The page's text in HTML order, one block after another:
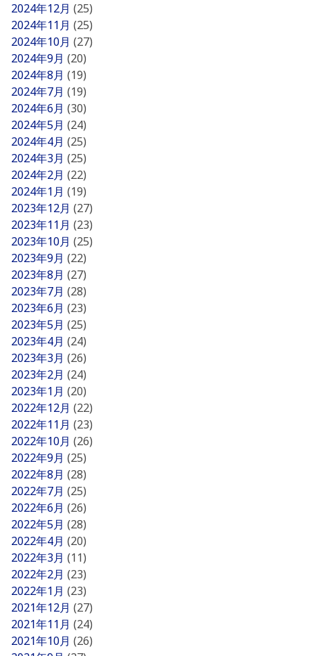
2024年12月 (25)
2024年11月 (25)
2024年10月 (27)
2024年9月 (20)
2024年8月 (19)
2024年7月 (19)
2024年6月 (30)
2024年5月 (24)
2024年4月 (25)
2024年3月 (25)
2024年2月 (22)
2024年1月 (19)
2023年12月 (27)
2023年11月 (23)
2023年10月 (25)
2023年9月 (22)
2023年8月 (27)
2023年7月 (28)
2023年6月 (23)
2023年5月 (25)
2023年4月 (24)
2023年3月 (26)
2023年2月 (24)
2023年1月 (20)
2022年12月 (22)
2022年11月 (23)
2022年10月 (26)
2022年9月 (25)
2022年8月 (28)
2022年7月 (25)
2022年6月 (26)
2022年5月 (28)
2022年4月 (20)
2022年3月 (11)
2022年2月 (23)
2022年1月 (23)
2021年12月 (27)
2021年11月 (24)
2021年10月 (26)